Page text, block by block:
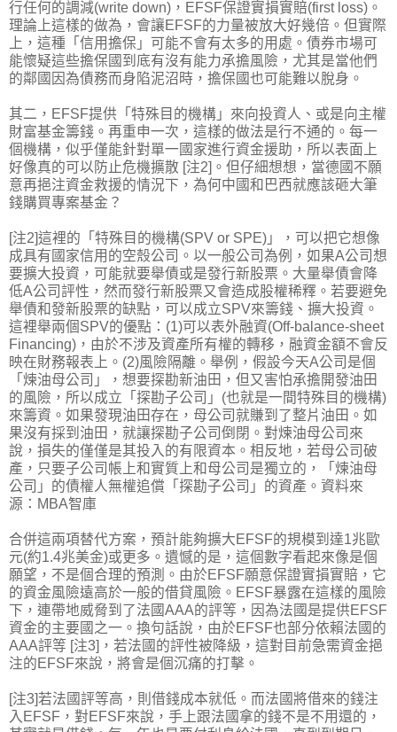
行任何的調減(write down)，EFSF保證實損實賠(first loss)。
理論上這樣的做為，會讓EFSF的力量被放大好幾倍。但實際
上，這種「信用擔保」可能不會有太多的用處。債券市場可
能懷疑這些擔保國到底有沒有能力承擔風險，尤其是當他們
的鄰國因為債務而身陷泥沼時，擔保國也可能難以脫身。
其二，EFSF提供「特殊目的機構」來向投資人、或是向主權
財富基金籌錢。再重申一次，這樣的做法是行不通的。每一
個機構，似乎僅能針對單一國家進行資金援助，所以表面上
好像真的可以防止危機擴散 [注2]。但仔細想想，當德國不願
意再挹注資金救援的情況下，為何中國和巴西就應該砸大筆
錢購買專案基金？
[注2]這裡的「特殊目的機構(SPV or SPE)」，可以把它想像
成具有國家信用的空殼公司。以一般公司為例，如果A公司想
要擴大投資，可能就要舉債或是發行新股票。大量舉債會降
低A公司評性，然而發行新股票又會造成股權稀釋。若要避免
舉債和發新股票的缺點，可以成立SPV來籌錢、擴大投資。
這裡舉兩個SPV的優點：(1)可以表外融資(Off-balance-sheet
Financing)，由於不涉及資產所有權的轉移，融資金額不會反
映在財務報表上。(2)風險隔離。舉例，假設今天A公司是個
「煉油母公司」，想要探勘新油田，但又害怕承擔開發油田
的風險，所以成立「探勘子公司」(也就是一間特殊目的機構)
來籌資。如果發現油田存在，母公司就賺到了整片油田。如
果沒有採到油田，就讓探勘子公司倒閉。對煉油母公司來
說，損失的僅僅是其投入的有限資本。相反地，若母公司破
產，只要子公司帳上和實質上和母公司是獨立的，「煉油母
公司」的債權人無權追償「探勘子公司」的資產。資料來
源：MBA智庫
合併這兩項替代方案，預計能夠擴大EFSF的規模到達1兆歐
元(約1.4兆美金)或更多。遺憾的是，這個數字看起來像是個
願望，不是個合理的預測。由於EFSF願意保證實損實賠，它
的資金風險遠高於一般的借貸風險。EFSF暴露在這樣的風險
下，連帶地威脅到了法國AAA的評等，因為法國是提供EFSF
資金的主要國之一。換句話說，由於EFSF也部分依賴法國的
AAA評等 [注3]，若法國的評性被降級，這對目前急需資金挹
注的EFSF來說，將會是個沉痛的打擊。
[注3]若法國評等高，則借錢成本就低。而法國將借來的錢注
入EFSF，對EFSF來說，手上跟法國拿的錢不是不用還的，